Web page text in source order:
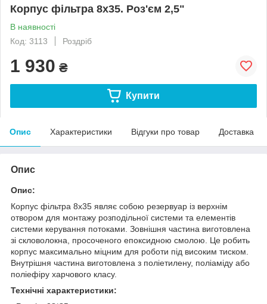
Корпус фільтра 8х35. Роз'єм 2,5"
В наявності
Код: 3113
Роздріб
1 930 ₴
Купити
Опис Характеристики Відгуки про товар Доставка
Опис
Опис:
Корпус фільтра 8х35 являє собою резервуар із верхнім
отвором для монтажу розподільної системи та елементів
системи керування потоками. Зовнішня частина виготовлена
зі скловолокна, просоченого епоксидною смолою. Це робить
корпус максимально міцним для роботи під високим тиском.
Внутрішня частина виготовлена з поліетилену, поліаміду або
поліефіру харчового класу.
Технічні характеристики: